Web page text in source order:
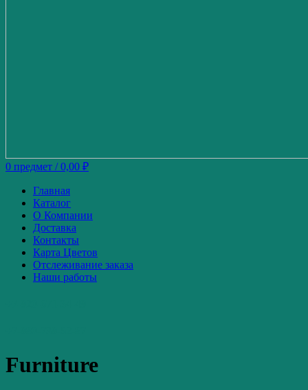
0 предмет / 0,00 ₽
Главная
Каталог
О Компании
Доставка
Контакты
Карта Цветов
Отслеживание заказа
Наши работы
Furniture